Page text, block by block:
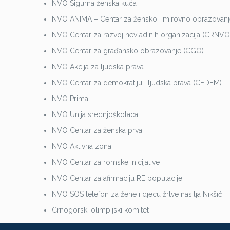
NVO Sigurna ženska kuća
NVO ANIMA – Centar za žensko i mirovno
NVO Centar za razvoj nevladinih organizacija
NVO Centar za građansko obrazovanje (CGO)
NVO Akcija za ljudska prava
NVO Centar za demokratiju i ljudska prava (CEDEM)
NVO Prima
NVO Unija srednjoškolaca
NVO Centar za ženska prva
NVO Aktivna zona
NVO Centar za romske inicijative
NVO Centar za afirmaciju RE populacije
NVO SOS telefon za žene i djecu žrtve nasilja Nikšić
Crnogorski olimpijski komitet